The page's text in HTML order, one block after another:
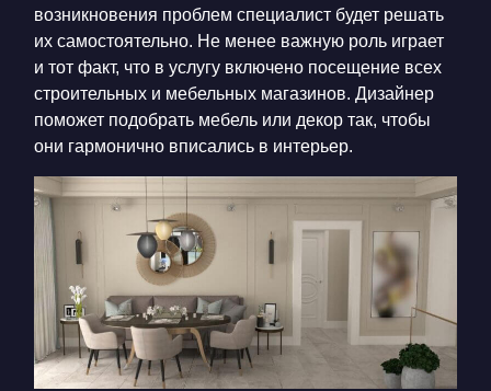
возникновения проблем специалист будет решать
их самостоятельно. Не менее важную роль играет
и тот факт, что в услугу включено посещение всех
строительных и мебельных магазинов. Дизайнер
поможет подобрать мебель или декор так, чтобы
они гармонично вписались в интерьер.